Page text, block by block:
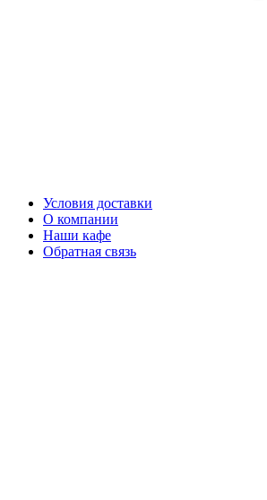
Условия доставки
О компании
Наши кафе
Обратная связь